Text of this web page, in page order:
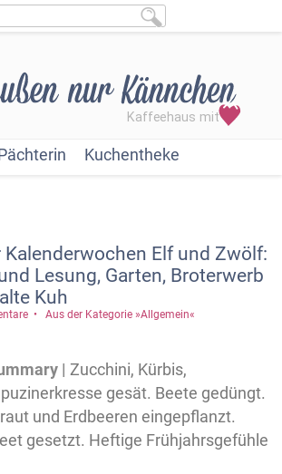
Kuchentheke
Kalenderwochen Elf und Zwölf:
Lesung, Garten, Broterwerb
Kuh
Aus der Kategorie »Allgemein«
| Zucchini, Kürbis,
gesät. Beete gedüngt.
und Erdbeeren eingepflanzt.
gesetzt. Heftige Frühjahrsgefühle